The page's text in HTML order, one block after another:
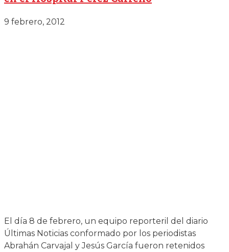
9 febrero, 2012
El día 8 de febrero, un equipo reporteril del diario
Últimas Noticias conformado por los periodistas
Abrahán Carvajal y Jesús García fueron retenidos